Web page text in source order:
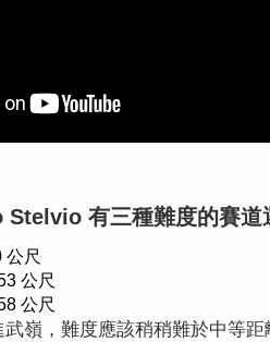
有三種難度的賽道
公尺
公尺
公尺
嶺，難度應該稍稍難於中等